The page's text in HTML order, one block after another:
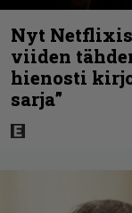
Nyt
viiden
hienosti
sarja”